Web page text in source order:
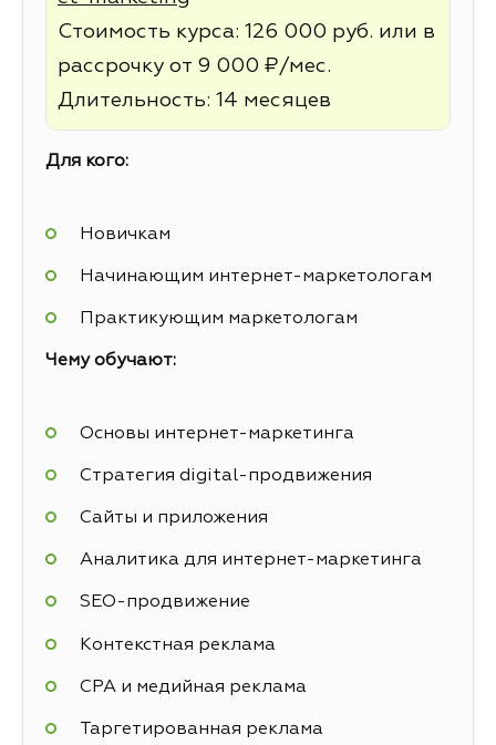
Стоимость курса: 126 000 руб. или в
рассрочку от 9 000 ₽/мес.
Длительность: 14 месяцев
Для кого:
Новичкам
Начинающим интернет-маркетологам
Практикующим маркетологам
Чему обучают:
Основы интернет-маркетинга
Стратегия digital-продвижения
Сайты и приложения
Аналитика для интернет-маркетинга
SEO-продвижение
Контекстная реклама
СРА и медийная реклама
Таргетированная реклама